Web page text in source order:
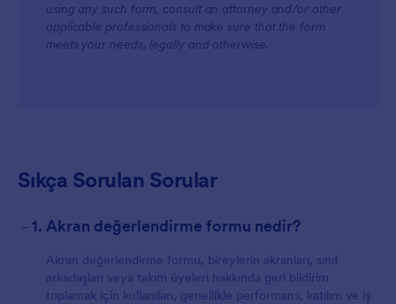
using any such form, consult an attorney and/or other
applicable professionals to make sure that the form
meets your needs, legally and otherwise.
Sıkça Sorulan Sorular
- 1. Akran değerlendirme formu nedir?
Akran değerlendirme formu, bireylerin akranları, sınıf
arkadaşları veya takım üyeleri hakkında geri bildirim
toplamak için kullanılan, genellikle performans, katılım ve iş